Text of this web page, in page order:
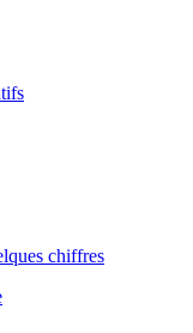
chiffres